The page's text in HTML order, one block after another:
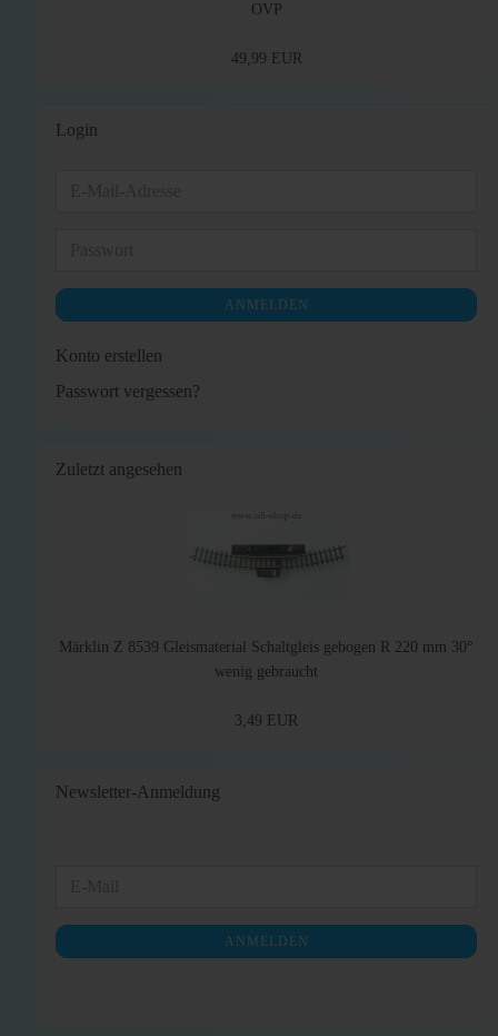
OVP
49,99 EUR
Login
ANMELDEN
Konto erstellen
Passwort vergessen?
Zuletzt angesehen
Märklin Z 8539 Gleismaterial Schaltgleis gebogen R 220 mm 30°
wenig gebraucht
3,49 EUR
Newsletter-Anmeldung
NEWSLETTER-
ANMELDUNG
ANMELDEN